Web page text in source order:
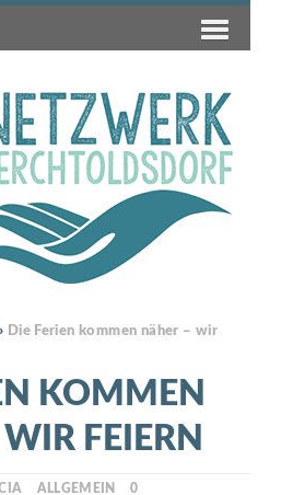
Die Ferien kommen näher – wir
KOMMEN
FEIERN
ALLGEMEIN 0